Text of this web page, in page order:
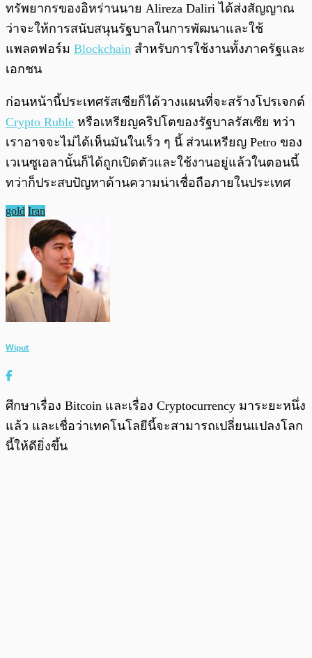
ทรัพยากรของอิหร่านนาย Alireza Daliri ได้ส่งสัญญาณ
ว่าจะให้การสนับสนุนรัฐบาลในการพัฒนาและใช้
แพลตฟอร์ม Blockchain สำหรับการใช้งานทั้งภาครัฐและ
เอกชน
ก่อนหน้านี้ประเทศรัสเซียก็ได้วางแผนที่จะสร้างโปรเจกต์
Crypto Ruble หรือเหรียญคริปโตของรัฐบาลรัสเซีย ทว่า
เราอาจจะไม่ได้เห็นมันในเร็ว ๆ นี้ ส่วนเหรียญ Petro ของ
เวเนซูเอลานั้นก็ได้ถูกเปิดตัวและใช้งานอยู่แล้วในตอนนี้
ทว่าก็ประสบปัญหาด้านความน่าเชื่อถือภายในประเทศ
gold Iran
Wiput
ศึกษาเรื่อง Bitcoin และเรื่อง Cryptocurrency มาระยะหนึ่ง
แล้ว และเชื่อว่าเทคโนโลยีนี้จะสามารถเปลี่ยนแปลงโลก
นี้ให้ดียิ่งขึ้น